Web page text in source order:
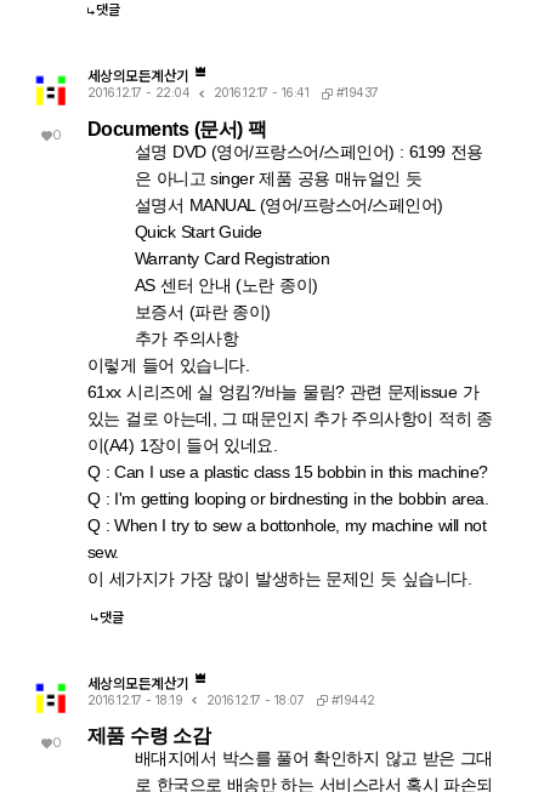
댓글
0
세상의모든계산기
2016.12.17 - 22:04 2016.12.17 - 16:41 #19437
Documents (문서) 팩
설명 DVD (영어/프랑스어/스페인어) : 6199 전용
은 아니고 singer 제품 공용 매뉴얼인 듯
설명서 MANUAL (영어/프랑스어/스페인어)
Quick Start Guide
Warranty Card Registration
AS 센터 안내 (노란 종이)
보증서 (파란 종이)
추가 주의사항
이렇게 들어 있습니다.
61xx 시리즈에 실 엉킴?/바늘 물림? 관련 문제issue 가
있는 걸로 아는데, 그 때문인지 추가 주의사항이 적히 종
이(A4) 1장이 들어 있네요.
Q : Can I use a plastic class 15 bobbin in this machine?
Q : I'm getting looping or birdnesting in the bobbin area.
Q : When I try to sew a bottonhole, my machine will not
sew.
이 세가지가 가장 많이 발생하는 문제인 듯 싶습니다.
댓글
0
세상의모든계산기
2016.12.17 - 18:19 2016.12.17 - 18:07 #19442
제품 수령 소감
배대지에서 박스를 풀어 확인하지 않고 받은 그대
로 한국으로 배송만 하는 서비스라서 혹시 파손되